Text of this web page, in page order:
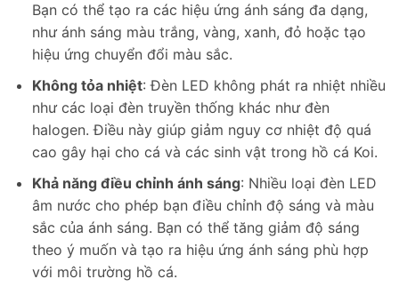
Bạn có thể tạo ra các hiệu ứng ánh sáng đa dạng,
như ánh sáng màu trắng, vàng, xanh, đỏ hoặc tạo
hiệu ứng chuyển đổi màu sắc.
Không tỏa nhiệt: Đèn LED không phát ra nhiệt nhiều
như các loại đèn truyền thống khác như đèn
halogen. Điều này giúp giảm nguy cơ nhiệt độ quá
cao gây hại cho cá và các sinh vật trong hồ cá Koi.
Khả năng điều chỉnh ánh sáng: Nhiều loại đèn LED
âm nước cho phép bạn điều chỉnh độ sáng và màu
sắc của ánh sáng. Bạn có thể tăng giảm độ sáng
theo ý muốn và tạo ra hiệu ứng ánh sáng phù hợp
với môi trường hồ cá.